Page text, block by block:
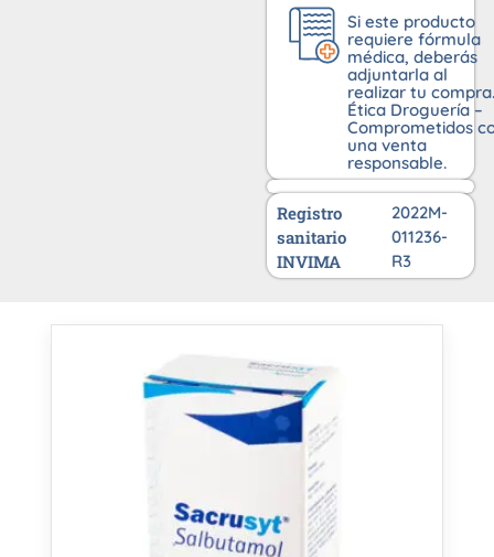
Si este producto
requiere fórmula
médica, deberás
adjuntarla al
realizar tu compra.
Ética Droguería –
Comprometidos
una venta
responsable.
Registro
sanitario
INVIMA
2022M-
011236-
R3